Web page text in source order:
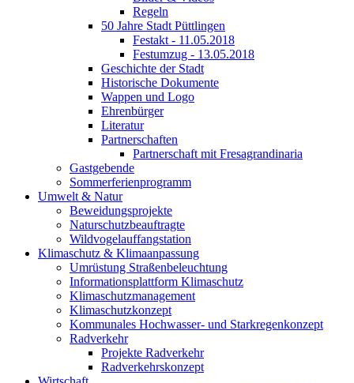
Regeln
50 Jahre Stadt Püttlingen
Festakt - 11.05.2018
Festumzug - 13.05.2018
Geschichte der Stadt
Historische Dokumente
Wappen und Logo
Ehrenbürger
Literatur
Partnerschaften
Partnerschaft mit Fresagrandinaria
Gastgebende
Sommerferienprogramm
Umwelt & Natur
Beweidungsprojekte
Naturschutzbeauftragte
Wildvogelauffangstation
Klimaschutz & Klimaanpassung
Umrüstung Straßenbeleuchtung
Informationsplattform Klimaschutz
Klimaschutzmanagement
Klimaschutzkonzept
Kommunales Hochwasser- und Starkregenkonzept
Radverkehr
Projekte Radverkehr
Radverkehrskonzept